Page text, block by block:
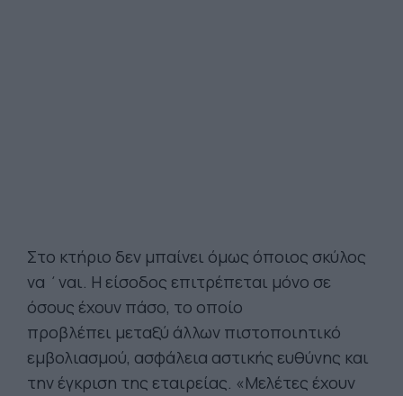
Στο κτήριο δεν μπαίνει όμως όποιος σκύλος
να ΄ναι. Η είσοδος επιτρέπεται μόνο σε
όσους έχουν πάσο, το οποίο
προβλέπει μεταξύ άλλων πιστοποιητικό
εμβολιασμού, ασφάλεια αστικής ευθύνης και
την έγκριση της εταιρείας. «Μελέτες έχουν